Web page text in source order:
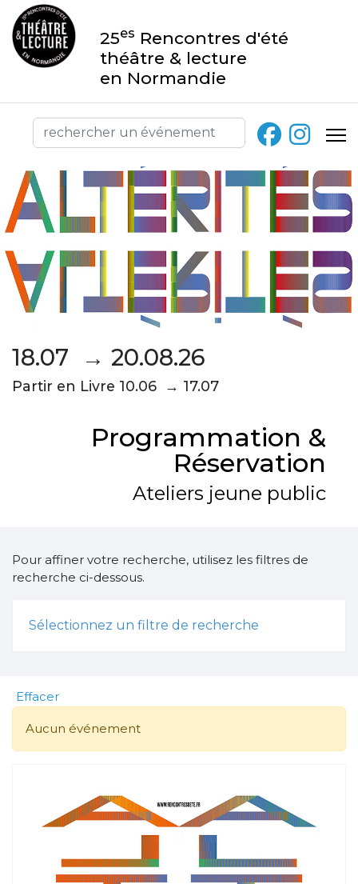
25es Rencontres d'été
théâtre & lecture
en Normandie
18.07 → 20.08.26
Partir en Livre 10.06 → 17.07
Programmation &
Réservation
Ateliers jeune public
Pour affiner votre recherche, utilisez les filtres de
recherche ci-dessous.
Sélectionnez un filtre de recherche
Effacer
Aucun événement